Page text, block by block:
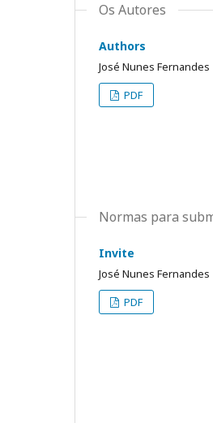
Os Autores
Authors
José Nunes Fernandes
PDF
Normas para
Invite
José Nunes Fernandes
PDF